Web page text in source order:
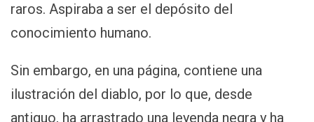
raros. Aspiraba a ser el depósito del
conocimiento humano.
Sin embargo, en una página, contiene una
ilustración del diablo, por lo que, desde
antiguo, ha arrastrado una leyenda negra y ha